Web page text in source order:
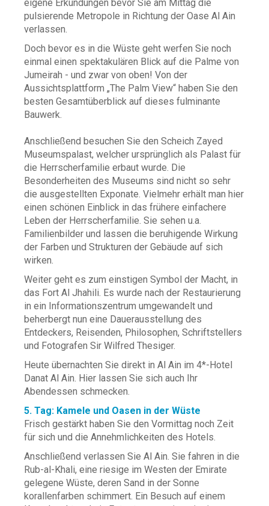
eigene Erkundungen bevor Sie am Mittag die
pulsierende Metropole in Richtung der Oase Al Ain
verlassen.
Doch bevor es in die Wüste geht werfen Sie noch
einmal einen spektakulären Blick auf die Palme von
Jumeirah - und zwar von oben! Von der
Aussichtsplattform „The Palm View“ haben Sie den
besten Gesamtüberblick auf dieses fulminante
Bauwerk.
Anschließend besuchen Sie den Scheich Zayed
Museumspalast, welcher ursprünglich als Palast für
die Herrscherfamilie erbaut wurde. Die
Besonderheiten des Museums sind nicht so sehr
die ausgestellten Exponate. Vielmehr erhält man hier
einen schönen Einblick in das frühere einfachere
Leben der Herrscherfamilie. Sie sehen u.a.
Familienbilder und lassen die beruhigende Wirkung
der Farben und Strukturen der Gebäude auf sich
wirken.
Weiter geht es zum einstigen Symbol der Macht, in
das Fort Al Jhahili. Es wurde nach der Restaurierung
in ein Informationszentrum umgewandelt und
beherbergt nun eine Dauerausstellung des
Entdeckers, Reisenden, Philosophen, Schriftstellers
und Fotografen Sir Wilfred Thesiger.
Heute übernachten Sie direkt in Al Ain im 4*-Hotel
Danat Al Ain. Hier lassen Sie sich auch Ihr
Abendessen schmecken.
5. Tag: Kamele und Oasen in der Wüste
Frisch gestärkt haben Sie den Vormittag noch Zeit
für sich und die Annehmlichkeiten des Hotels.
Anschließend verlassen Sie Al Ain. Sie fahren in die
Rub-al-Khali, eine riesige im Westen der Emirate
gelegene Wüste, deren Sand in der Sonne
korallenfarben schimmert. Ein Besuch auf einem